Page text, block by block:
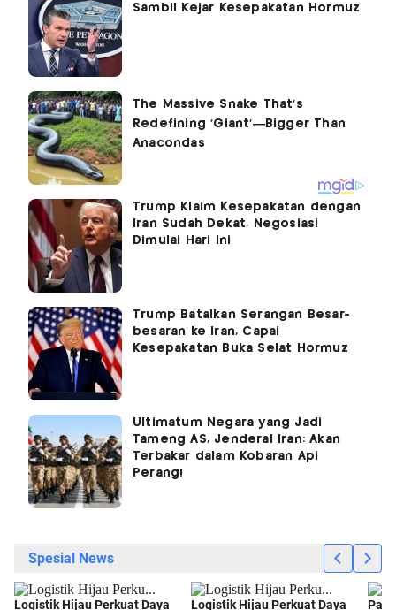
Sambil Kejar Kesepakatan Hormuz
Trump Klaim Kesepakatan dengan
Iran Sudah Dekat, Negosiasi
Dimulai Hari Ini
Trump Batalkan Serangan Besar-
besaran ke Iran, Capai
Kesepakatan Buka Selat Hormuz
Ultimatum Negara yang Jadi
Tameng AS, Jenderal Iran: Akan
Terbakar dalam Kobaran Api
Perang!